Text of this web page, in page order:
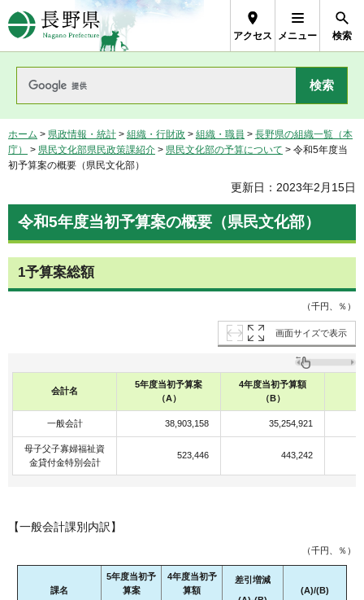
長野県Nagano Prefecture
アクセス メニュー 検索
ホーム > 県政情報・統計 > 組織・行財政 > 組織・職員 > 長野県の組織一覧（本
庁）
> 県民文化部県民政策課紹介 > 県民文化部の予算について > 令和5年度当
初予算案の概要（県民文化部）
更新日：2023年2月15日
令和5年度当初予算案の概要（県民文化部）
1予算案総額
（千円、％）
画面サイズで表示
会計名
5年度当初予算案
（A）
4年度当初予算額
（B）
一般会計 38,903,158 35,254,921
母子父子寡婦福祉資
金貸付金特別会計
523,446 443,242
【一般会計課別内訳】
（千円、％）
課名
5年度当初予
算案
4年度当初予
算額
差引増減
(A)/(B)